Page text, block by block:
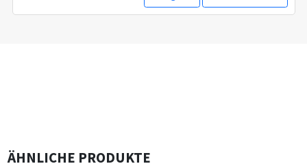
ÄHNLICHE PRODUKTE